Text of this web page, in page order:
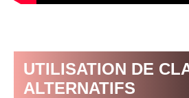
UTILISATION DE
ALTERNATIFS